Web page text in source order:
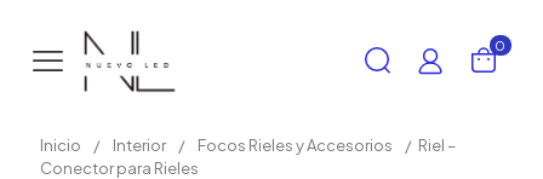
0
Inicio / Interior / Focos Rieles y Accesorios / Riel –
Conector para Rieles